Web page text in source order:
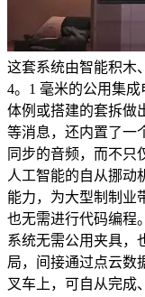
这套系统由智能积木
4。1 毫米的公用集
体例或搭建的套拆做
等消息，还内置了一
同步的音频，而不只
人工智能的自从挪动
能力，为大型制制业
也无需进行代码编程
系统无需公用夹具，
局，间接通过点云数
叉车上，可自从完成